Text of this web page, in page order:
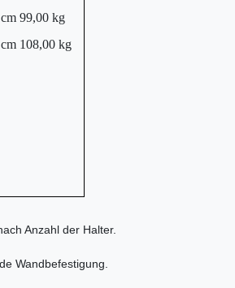
99,00 kg
108,00 kg
Anzahl der Halter.
Wandbefestigung.